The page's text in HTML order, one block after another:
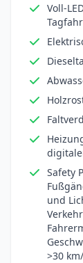
Voll-
Safety
und
>30